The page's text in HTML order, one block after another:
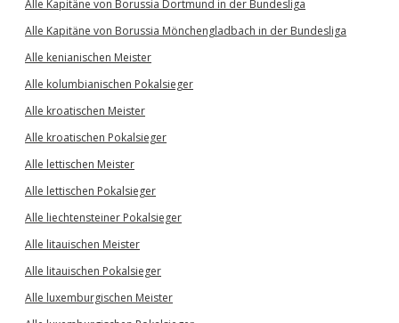
Alle Kapitäne von Borussia Dortmund in der Bundesliga
Alle Kapitäne von Borussia Mönchengladbach in der Bundesliga
Alle kenianischen Meister
Alle kolumbianischen Pokalsieger
Alle kroatischen Meister
Alle kroatischen Pokalsieger
Alle lettischen Meister
Alle lettischen Pokalsieger
Alle liechtensteiner Pokalsieger
Alle litauischen Meister
Alle litauischen Pokalsieger
Alle luxemburgischen Meister